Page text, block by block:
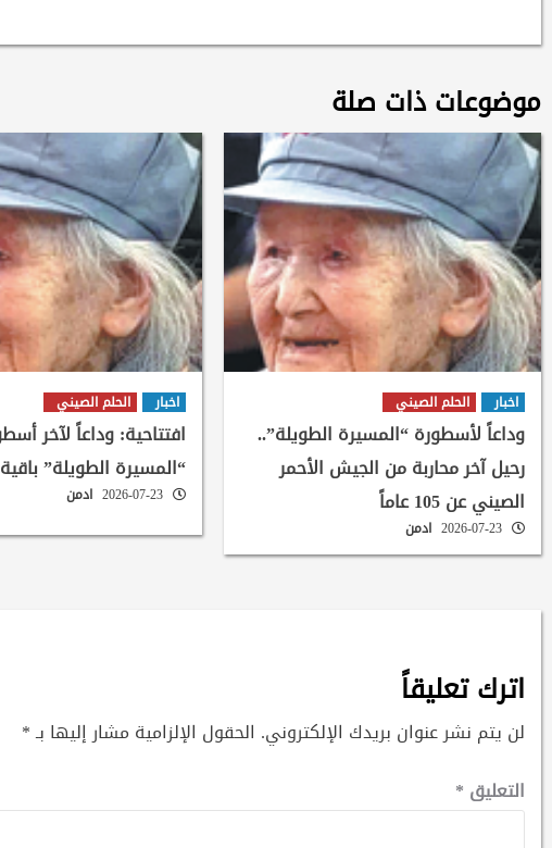
موضوعات ذات صلة
اخبار الحلم الصيني
وداعاً لأسطورة “المسيرة الطويلة”..
رحيل آخر محاربة من الجيش الأحمر
الصيني عن 105 عاماً
ادمن
اخبار الحلم الصيني
افتتاحية: وداعاً لآخر
“المسيرة الطويلة” باقية
2026-07-23 ادمن
اترك تعليقاً
لن يتم نشر عنوان بريدك الإلكتروني. الحقول الإلزامية مشار إليها بـ*
التعليق *